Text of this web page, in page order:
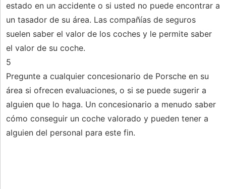
estado en un accidente o si usted no puede encontrar a
un tasador de su área. Las compañías de seguros
suelen saber el valor de los coches y le permite saber
el valor de su coche.
5
Pregunte a cualquier concesionario de Porsche en su
área si ofrecen evaluaciones, o si se puede sugerir a
alguien que lo haga. Un concesionario a menudo saber
cómo conseguir un coche valorado y pueden tener a
alguien del personal para este fin.